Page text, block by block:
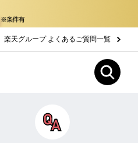
楽天グループ よくあるご質問一覧